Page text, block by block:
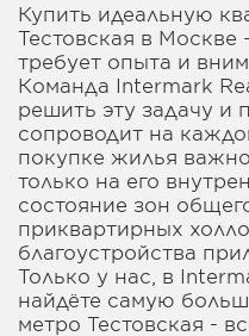
Купить идеальную
Тестовская в Москве
требует опыта и
Команда Intermark
решить эту задачу и
сопроводит на
покупке жилья
только на его
состояние зон
приквартирных
благоустройства
Только у нас, в
найдёте самую
метро Тестовская -